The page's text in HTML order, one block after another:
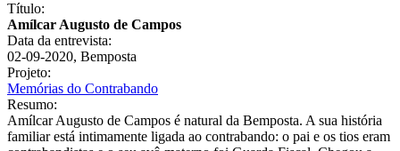
Título:
Amílcar Augusto de Campos
Data da entrevista:
02-09-2020, Bemposta
Projeto:
Memórias do Contrabando
Resumo:
Amílcar Augusto de Campos é natural da Bemposta. A sua história
familiar está intimamente ligada ao contrabando: o pai e os tios eram